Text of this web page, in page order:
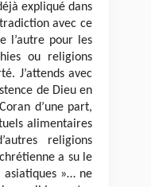
expliqué dans
avec ce
l’autre pour les
ou religions
J’attends avec
de Dieu en
d’une part,
alimentaires
religions
a su le
asiatiques »… ne